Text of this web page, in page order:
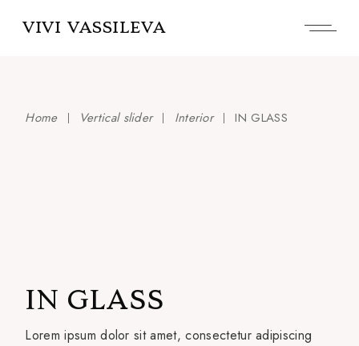
VIVI VASSILEVA
Home Vertical slider Interior IN GLASS
IN GLASS
Lorem ipsum dolor sit amet, consectetur adipiscing